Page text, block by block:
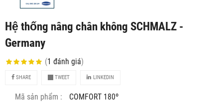
Hệ thống nâng chân không SCHMALZ -
Germany
(1 đánh giá)
SHARE TWEET LINKEDIN
Mã sản phẩm :
COMFORT 180º